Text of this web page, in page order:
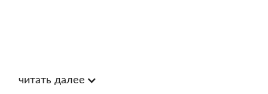
читать далее